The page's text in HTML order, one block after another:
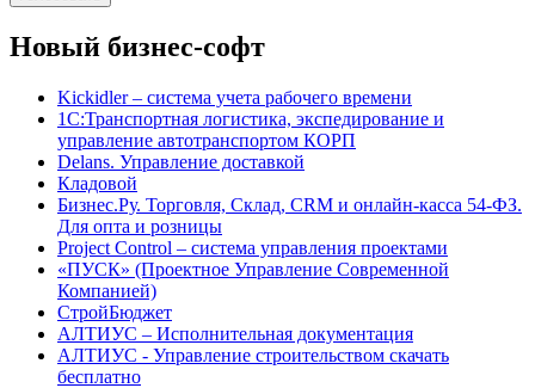
Новый бизнес-софт
Kickidler – система учета рабочего времени
1С:Транспортная логистика, экспедирование и
управление автотранспортом КОРП
Delans. Управление доставкой
Кладовой
Бизнес.Ру. Торговля, Склад, CRM и онлайн-касса 54-ФЗ.
Для опта и розницы
Project Сontrol – система управления проектами
«ПУСК» (Проектное Управление Современной
Компанией)
СтройБюджет
АЛТИУС – Исполнительная документация
АЛТИУС - Управление строительством скачать
бесплатно